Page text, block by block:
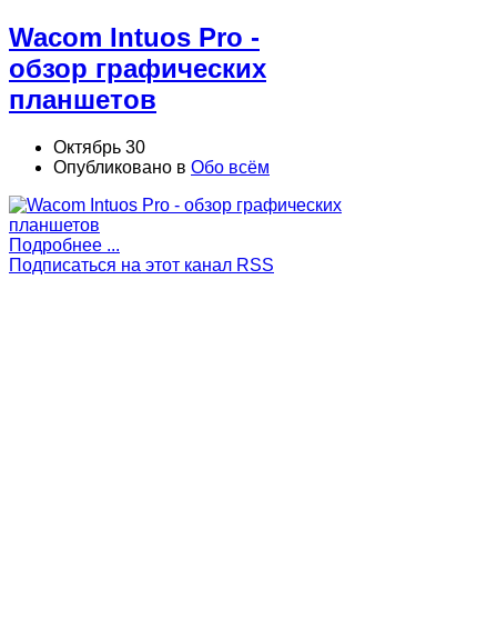
Wacom Intuos Pro -
обзор графических
планшетов
Октябрь 30
Опубликовано в Обо всём
Подробнее ...
Подписаться на этот канал RSS